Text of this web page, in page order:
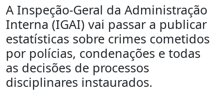
A Inspeção-Geral da Administração
Interna (IGAI) vai passar a publicar
estatísticas sobre crimes cometidos
por polícias, condenações e todas
as decisões de processos
disciplinares instaurados.